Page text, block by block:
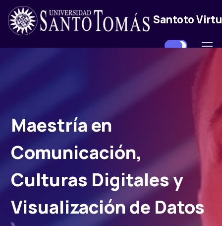
Santoto
Maestría en
Comunicación,
Culturas Digitales y
Visualización de Datos